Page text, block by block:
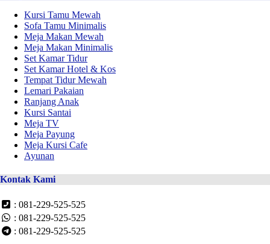
Kursi Tamu Mewah
Sofa Tamu Minimalis
Meja Makan Mewah
Meja Makan Minimalis
Set Kamar Tidur
Set Kamar Hotel & Kos
Tempat Tidur Mewah
Lemari Pakaian
Ranjang Anak
Kursi Santai
Meja TV
Meja Payung
Meja Kursi Cafe
Ayunan
Kontak Kami
: 081-229-525-525
: 081-229-525-525
: 081-229-525-525